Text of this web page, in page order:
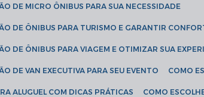
DE MICRO ÔNIBUS PARA SUA NECESSIDADE
DE ÔNIBUS PARA TURISMO E GARANTIR
DE ÔNIBUS PARA VIAGEM E OTIMIZAR SUA
DE VAN EXECUTIVA PARA SEU EVENTO COMO
ALUGUEL COM DICAS PRÁTICAS COMO